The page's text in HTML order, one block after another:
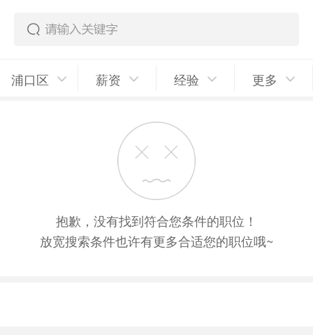
浦口区 薪资 经验 更多
抱歉，没有找到符合您条件的职位！
放宽搜索条件也许有更多合适您的职位哦~